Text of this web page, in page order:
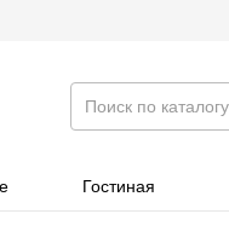
Гостиная